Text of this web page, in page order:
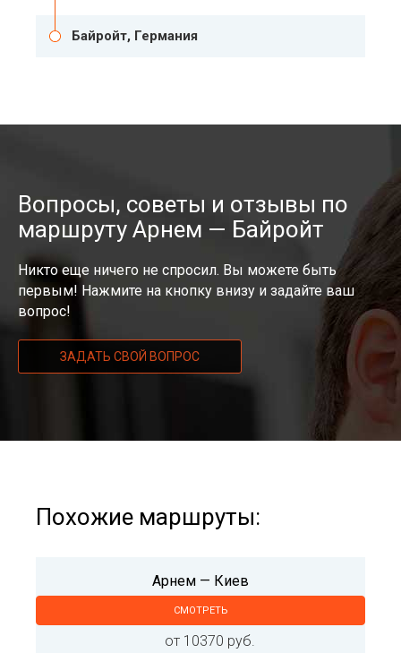
Байройт, Германия
Вопросы, советы и отзывы по
маршруту Арнем — Байройт
Никто еще ничего не спросил. Вы можете быть
первым! Нажмите на кнопку внизу и задайте ваш
вопрос!
ЗАДАТЬ СВОЙ ВОПРОС
Похожие маршруты:
Арнем — Киев
СМОТРЕТЬ
от 10370 руб.